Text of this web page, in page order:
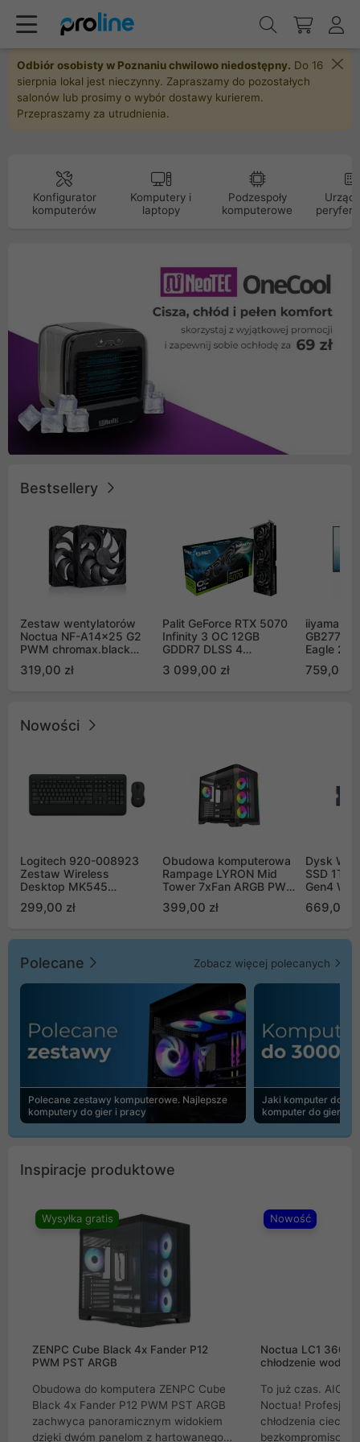
Odbiór osobisty w Poznaniu chwilowo niedostępny. Do 16
sierpnia lokal jest nieczynny. Zapraszamy do pozostałych
salonów lub prosimy o wybór dostawy kurierem.
Przepraszamy za utrudnienia.
Konfigurator
komputerów
Komputery i
laptopy
Podzespoły
komputerowe
Bestsellery
Zestaw wentylatorów
Noctua NF-A14x25 G2
PWM chromax.black
Push Pull (2szt)
319,00 zł
Palit GeForce RTX 5070
Infinity 3 OC 12GB
GDDR7 DLSS 4
GB2050S)
3 099,00 zł
iiyama G-
Eagle 27"
759,00 zł
Nowości
Logitech 920-008923
Zestaw Wireless
Desktop MK545
299,00 zł
Obudowa komputerowa
Rampage LYRON Mid
Tower 7xFan ARGB PWM
399,00 zł
Dysk WD
SSD 1TB
Gen4
669,00
Polecane Zobacz więcej polecanych
Polecane zestawy komputerowe. Najlepsze
komputery do gier i pracy
Jaki komputer do
komputer do gier |
Inspiracje produktowe
Wysyłka gratis
ZENPC Cube Black 4x Fander P12
PWM PST ARGB
Obudowa do komputera ZENPC Cube
Black 4x Fander P12 PWM PST ARGB
zachwyca panoramicznym widokiem
dzięki dwóm panelom z hartowanego
Nowość
Noctua LC1
chłodzenie wodne
To już czas. AIO
Noctua!
chłodzenia cieczą